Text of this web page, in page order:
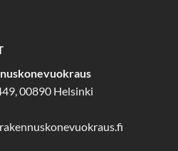
00890 Helsinki